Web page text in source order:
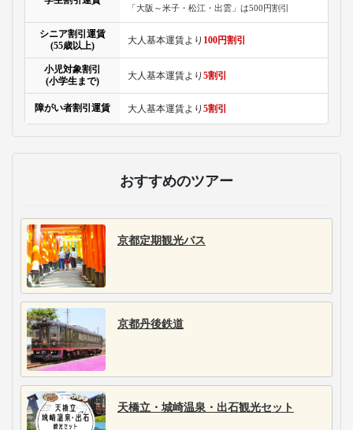
「大阪～米子・松江・出雲」は500円割引
シニア割引運賃
(55歳以上)
大人基本運賃より 100円割引
小児対象割引
(小学生まで)
大人基本運賃より 5割引
障がい者割引運賃 大人基本運賃より 5割引
おすすめのツアー
京都定期観光バス
京都丹後鉄道
天橋立・城崎温泉・出石観光セット